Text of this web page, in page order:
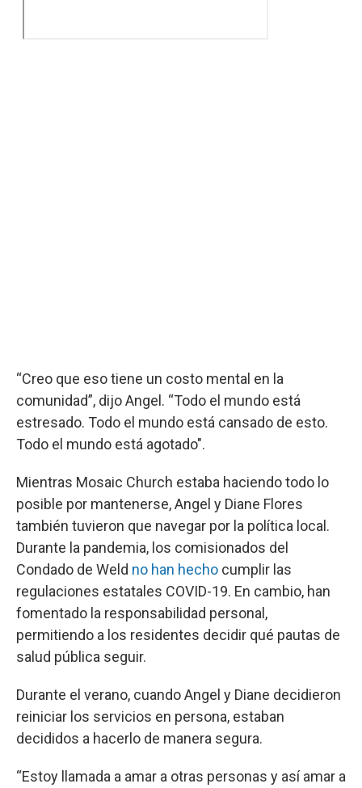
“Creo que eso tiene un costo mental en la
comunidad”, dijo Angel. “Todo el mundo está
estresado. Todo el mundo está cansado de esto.
Todo el mundo está agotado".
Mientras Mosaic Church estaba haciendo todo lo
posible por mantenerse, Angel y Diane Flores
también tuvieron que navegar por la política local.
Durante la pandemia, los comisionados del
Condado de Weld no han hecho cumplir las
regulaciones estatales COVID-19. En cambio, han
fomentado la responsabilidad personal,
permitiendo a los residentes decidir qué pautas de
salud pública seguir.
Durante el verano, cuando Angel y Diane decidieron
reiniciar los servicios en persona, estaban
decididos a hacerlo de manera segura.
“Estoy llamada a amar a otras personas y así amar a